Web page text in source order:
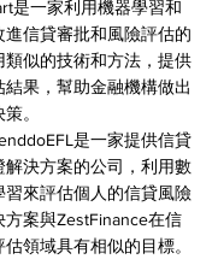
是一家利用機器學習和
進信貸審批和風險評估的
類似的技術和方法，提供
果，幫助金融機構做出
。
是一家提供信貸
解決方案的公司，利用數
習來評估個人的信貸風險
案與ZestFinance在信
領域具有相似的目標。